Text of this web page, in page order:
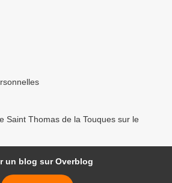
Saint Thomas de la Touques sur le
un blog sur Overblog